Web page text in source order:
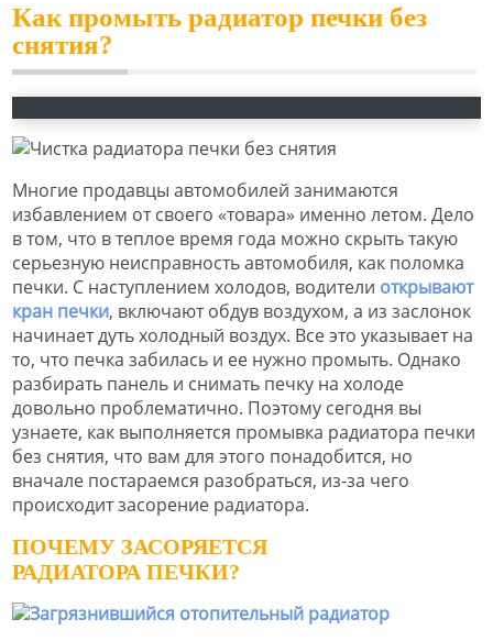
Как промыть радиатор печки без
снятия?
Многие продавцы автомобилей занимаются
избавлением от своего «товара» именно летом. Дело
в том, что в теплое время года можно скрыть такую
серьезную неисправность автомобиля, как поломка
печки. С наступлением холодов, водители открывают
кран печки, включают обдув воздухом, а из заслонок
начинает дуть холодный воздух. Все это указывает на
то, что печка забилась и ее нужно промыть. Однако
разбирать панель и снимать печку на холоде
довольно проблематично. Поэтому сегодня вы
узнаете, как выполняется промывка радиатора печки
без снятия, что вам для этого понадобится, но
вначале постараемся разобраться, из-за чего
происходит засорение радиатора.
ПОЧЕМУ ЗАСОРЯЕТСЯ
РАДИАТОРА ПЕЧКИ?